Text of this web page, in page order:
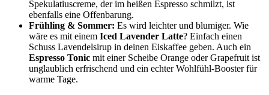
Spekulatiuscreme, der im heißen Espresso schmilzt, ist
ebenfalls eine Offenbarung.
Frühling & Sommer: Es wird leichter und blumiger. Wie
wäre es mit einem Iced Lavender Latte? Einfach einen
Schuss Lavendelsirup in deinen Eiskaffee geben. Auch ein
Espresso Tonic mit einer Scheibe Orange oder Grapefruit ist
unglaublich erfrischend und ein echter Wohlfühl-Booster für
warme Tage.